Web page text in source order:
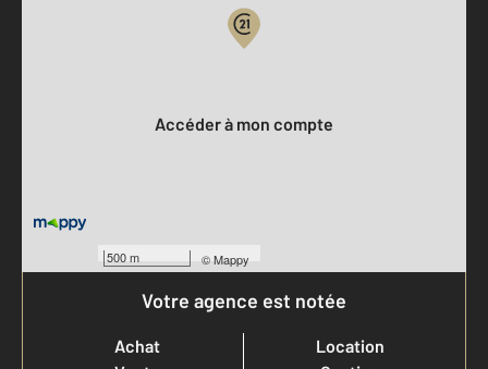
500 m ©Mappy
Accéder à mon compte
Votre agence est notée
Achat
Location